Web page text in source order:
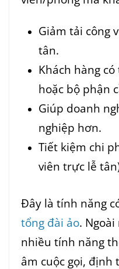
Giảm tải công
tân.
Khách hàng
hoặc bộ phận
Giúp doanh
nghiệp hơn.
Tiết kiệm chi
viên trực lễ
Đây là tính năng
tổng đài ảo.
nhiều tính năng
âm cuộc gọi, định